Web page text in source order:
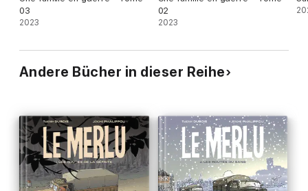
03
2023
02
2023
Andere Bücher in dieser Reihe